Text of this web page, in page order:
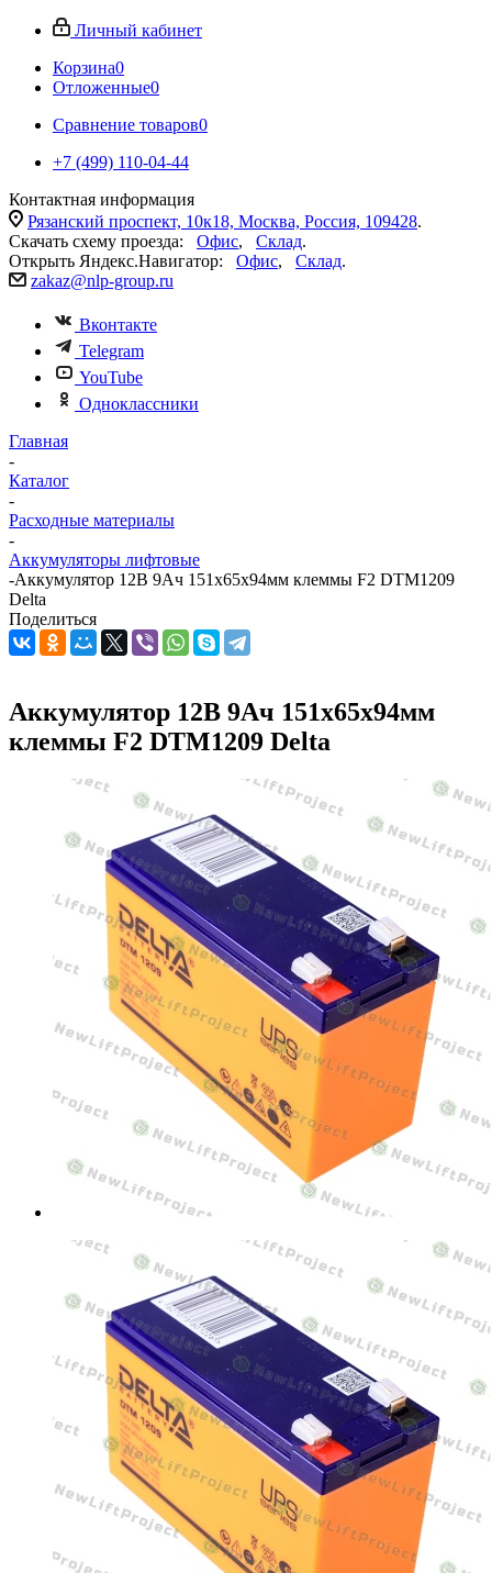
Личный кабинет
Корзина0
Отложенные0
Сравнение товаров0
+7 (499) 110-04-44
Контактная информация
Рязанский проспект, 10к18, Москва, Россия, 109428.
Скачать схему проезда: Офис, Склад.
Открыть Яндекс.Навигатор: Офис, Склад.
zakaz@nlp-group.ru
Вконтакте
Telegram
YouTube
Одноклассники
Главная
-
Каталог
-
Расходные материалы
-
Аккумуляторы лифтовые
-Аккумулятор 12В 9Ач 151х65х94мм клеммы F2 DTM1209
Delta
Поделиться
Аккумулятор 12В 9Ач 151х65х94мм
клеммы F2 DTM1209 Delta